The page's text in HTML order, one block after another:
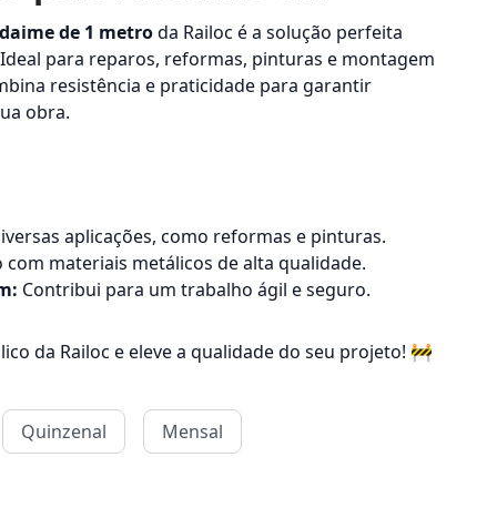
de 1 metroda Railoc é a solução perfeita
para reparos, reformas, pinturas e montagem
resistência e praticidade para garantir
obra.
aplicações, como reformas e pinturas.
materiais metálicos de alta qualidade.
Contribui para um trabalho ágil e seguro.
da Railoc e eleve a qualidade do seu projeto! 🚧
Quinzenal Mensal